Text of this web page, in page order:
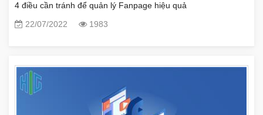
4 điều cần tránh để quản lý Fanpage hiệu quả
22/07/2022
1983